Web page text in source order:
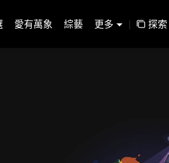
愛有萬象 綜藝 更多 | 探索